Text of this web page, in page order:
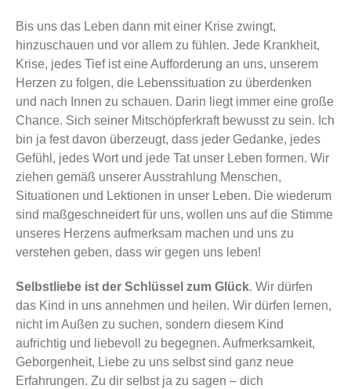
Bis uns das Leben dann mit einer Krise zwingt,
hinzuschauen und vor allem zu fühlen. Jede Krankheit,
Krise, jedes Tief ist eine Aufforderung an uns, unserem
Herzen zu folgen, die Lebenssituation zu überdenken
und nach Innen zu schauen. Darin liegt immer eine große
Chance. Sich seiner Mitschöpferkraft bewusst zu sein. Ich
bin ja fest davon überzeugt, dass jeder Gedanke, jedes
Gefühl, jedes Wort und jede Tat unser Leben formen. Wir
ziehen gemäß unserer Ausstrahlung Menschen,
Situationen und Lektionen in unser Leben. Die wiederum
sind maßgeschneidert für uns, wollen uns auf die Stimme
unseres Herzens aufmerksam machen und uns zu
verstehen geben, dass wir gegen uns leben!
Selbstliebe ist der Schlüssel zum Glück. Wir dürfen
das Kind in uns annehmen und heilen. Wir dürfen lernen,
nicht im Außen zu suchen, sondern diesem Kind
aufrichtig und liebevoll zu begegnen. Aufmerksamkeit,
Geborgenheit, Liebe zu uns selbst sind ganz neue
Erfahrungen. Zu dir selbst ja zu sagen – dich